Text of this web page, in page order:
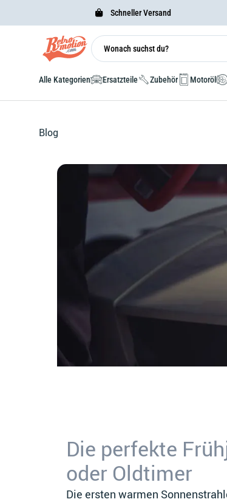
Schneller Versand
Alle Kategorien Ersatzteile Zubehör Motoröl
Blog
Die perfekte
oder Oldtimer
Die ersten warmen